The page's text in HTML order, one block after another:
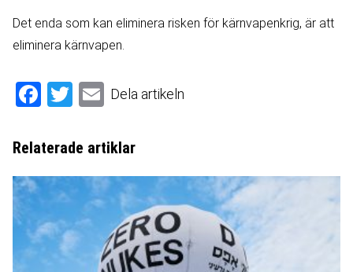
Det enda som kan eliminera risken för kärnvapenkrig, är att
eliminera kärnvapen.
Facebook
TwitterEmail
Dela artikeln
Relaterade artiklar